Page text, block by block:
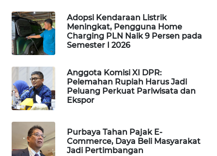
Adopsi Kendaraan Listrik
Meningkat, Pengguna Home
Charging PLN Naik 9 Persen pada
Semester I 2026
Anggota Komisi XI DPR:
Pelemahan Rupiah Harus Jadi
Peluang Perkuat Pariwisata dan
Ekspor
Purbaya Tahan Pajak E-
Commerce, Daya Beli Masyarakat
Jadi Pertimbangan
MAWAKA
ID
MARTABAT
PLN
WATCH
MKLI
LPKKI